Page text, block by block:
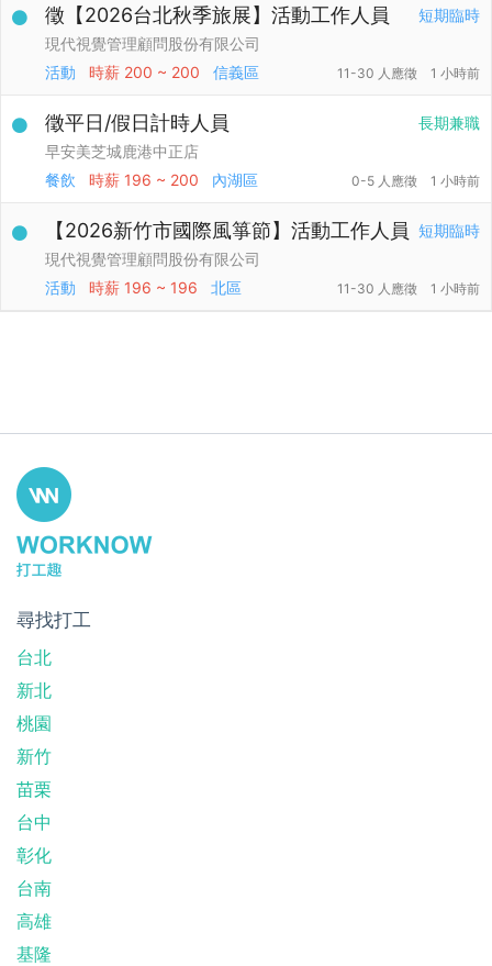
短期臨時
徵【2026台北秋季旅展】活動工作人員
現代視覺管理顧問股份有限公司
活動
時薪 200 ~ 200 信義區 11-30 人應徵 1 小時前
長期兼職
徵平日/假日計時人員
早安美芝城鹿港中正店
餐飲
時薪 196 ~ 200 內湖區 0-5 人應徵 1 小時前
短期臨時
【2026新竹市國際風箏節】活動工作人員
現代視覺管理顧問股份有限公司
活動
時薪 196 ~ 196 北區 11-30 人應徵 1 小時前
尋找打工
台北
新北
桃園
新竹
苗栗
台中
彰化
台南
高雄
基隆